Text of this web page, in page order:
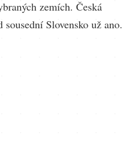
zemích. Česká
Slovensko už ano.